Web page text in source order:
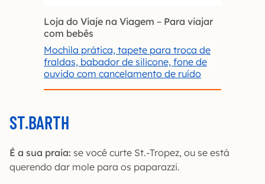
Loja do Viaje na Viagem – Para viajar
com bebês
Mochila prática, tapete para troca de
fraldas, babador de silicone, fone de
ouvido com cancelamento de ruído
ST.BARTH
É a sua praia: se você curte St.-Tropez, ou se está
querendo dar mole para os paparazzi.